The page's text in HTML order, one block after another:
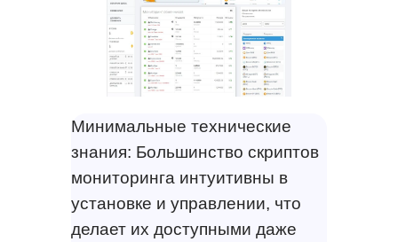
Минимальные технические
знания: Большинство скриптов
мониторинга интуитивны в
установке и управлении, что
делает их доступными даже